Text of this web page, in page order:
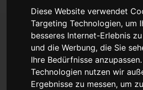
Diese Website verwendet
Targeting Technologien, um
besseres Internet-Erlebnis
und die Werbung, die Sie
Ihre Bedürfnisse
Technologien nutzen wir
Ergebnisse zu messen, um
10 000 Tablets
Schulen